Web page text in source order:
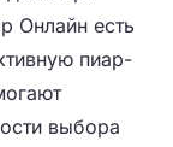
Онлайн есть
пиар-
выбора